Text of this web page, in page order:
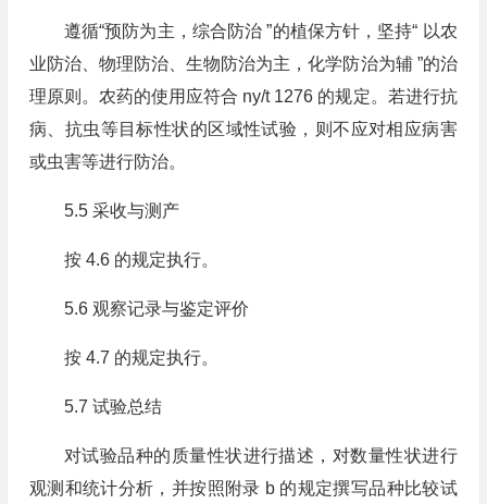
遵循“预防为主，综合防治 ”的植保方针，坚持“ 以农
业防治、物理防治、生物防治为主，化学防治为辅 ”的治
理原则。农药的使用应符合 ny/t 1276 的规定。若进行抗
病、抗虫等目标性状的区域性试验，则不应对相应病害
或虫害等进行防治。
5.5 采收与测产
按 4.6 的规定执行。
5.6 观察记录与鉴定评价
按 4.7 的规定执行。
5.7 试验总结
对试验品种的质量性状进行描述，对数量性状进行
观测和统计分析，并按照附录 b 的规定撰写品种比较试